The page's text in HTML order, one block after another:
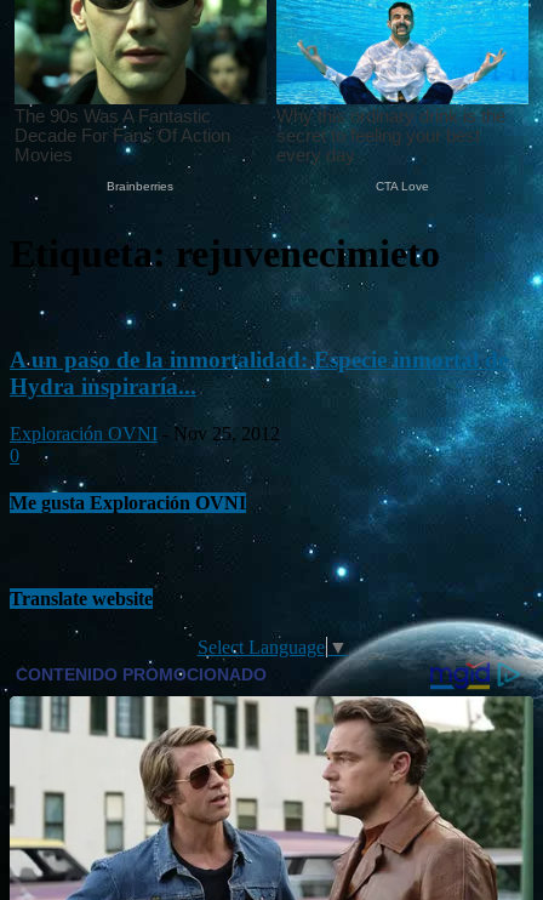
Etiqueta: rejuvenecimieto
A un paso de la inmortalidad: Especie inmortal de
Hydra inspiraría...
Exploración OVNI - Nov 25, 2012
0
Me gusta Exploración OVNI
Translate website
Select Language ▼